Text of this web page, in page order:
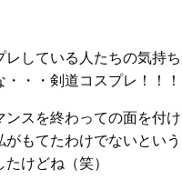
レしている人たちの気持
・・・剣道コスプレ！！！
ンスを終わっての面を付
がもてたわけでないとい
けどね（笑）